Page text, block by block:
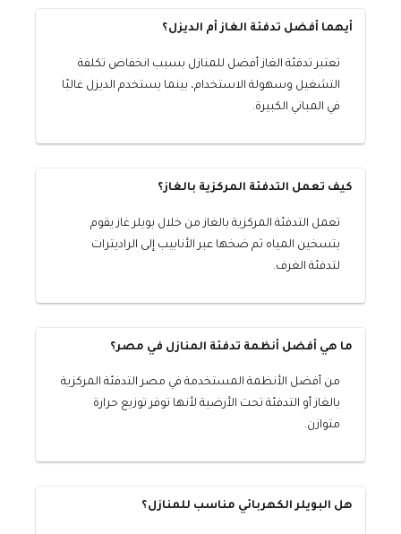
أيهما أفضل تدفئة الغاز أم الديزل؟
تعتبر تدفئة الغاز أفضل للمنازل بسبب انخفاض تكلفة
التشغيل وسهولة الاستخدام، بينما يستخدم الديزل غالبًا
في المباني الكبيرة.
كيف تعمل التدفئة المركزية بالغاز؟
تعمل التدفئة المركزية بالغاز من خلال بويلر غاز يقوم
بتسخين المياه ثم ضخها عبر الأنابيب إلى الراديترات
لتدفئة الغرف.
ما هي أفضل أنظمة تدفئة المنازل في مصر؟
من أفضل الأنظمة المستخدمة في مصر التدفئة المركزية
بالغاز أو التدفئة تحت الأرضية لأنها توفر توزيع حرارة
متوازن.
هل البويلر الكهربائي مناسب للمنازل؟